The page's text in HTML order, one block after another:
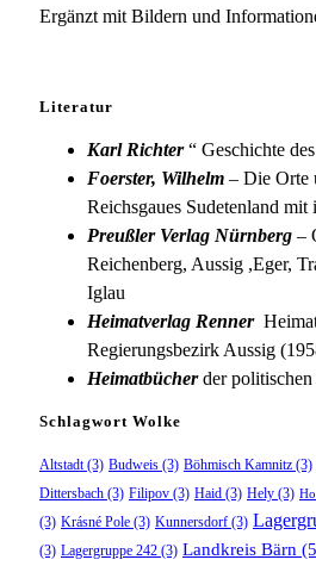
Ergänzt mit Bildern und
Literatur
Karl Richter“ Geschichte
Foerster, Wilhelm – Die Orte
Reichsgaues Sudetenland
Preußler Verlag Nürnberg –
Reichenberg, Aussig ,Eger,
Iglau
Heimatverlag Renner
Regierungsbezirk Aussig
Heimatbücherder
Schlagwort Wolke
Altstadt(3) Budweis (3) Böhmisch Kamnitz (3)
Dittersbach (3) Filipov (3) Haid (3) Hely (3)
(3) Krásné Pole (3) Kunnersdorf (3)
(3) Lagergruppe 242 (3) Landkreis Bärn